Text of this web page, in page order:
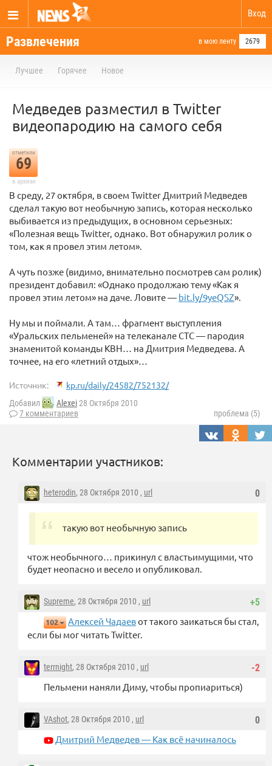
Вход
Развлечения в мою ленту 2679
Лучшее Горячее Новое
Медведев разместил в Twitter
видеопародию на самого себя
отметили
69
в архиве
В среду, 27 октября, в своем Twitter Дмитрий Медведев
сделал такую вот необычную запись, которая несколько
выбивается из предыдущих, в основном серьезных:
«Полезная вещь Twitter, однако. Вот обнаружил ролик о
том, как я провел этим летом».
А чуть позже (видимо, внимательно посмотрев сам ролик)
президент добавил: «Однако продолжаю тему «Как я
провел этим летом» на даче. Ловите — bit.ly/9yeQSZ».
Ну мы и поймали. А там… фрагмент выступления
«Уральских пельменей» на телеканале СТС — пародия
знаменитой команды КВН… на Дмитрия Медведева. А
точнее, на его «летний отдых»…
Источник: kp.ru/daily/24582/752132/
Добавил Alexei28 Октября 2010
7 комментариев
проблема (5)
Комментарии участников:
0
heterodin, 28 Октября 2010 , url
такую вот необычную запись
чтож необычного… прикинул с властьимущими, что
будет неопасно и весело и опубликовал.
+5
Supreme, 28 Октября 2010 , url
102 Алексей Чадаевот такого заикаться бы стал,
если бы мог читать Twitter.
-2
terrnight, 28 Октября 2010 , url
Пельмени наняли Диму, чтобы пропиариться)
0
VAshot, 28 Октября 2010 , url
Дмитрий Медведев — Как всё начиналось